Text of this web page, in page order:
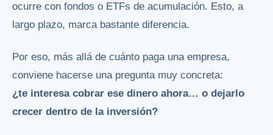
ocurre con fondos o ETFs de acumulación. Esto, a
largo plazo, marca bastante diferencia.
Por eso, más allá de cuánto paga una empresa,
conviene hacerse una pregunta muy concreta:
¿te interesa cobrar ese dinero ahora… o dejarlo
crecer dentro de la inversión?